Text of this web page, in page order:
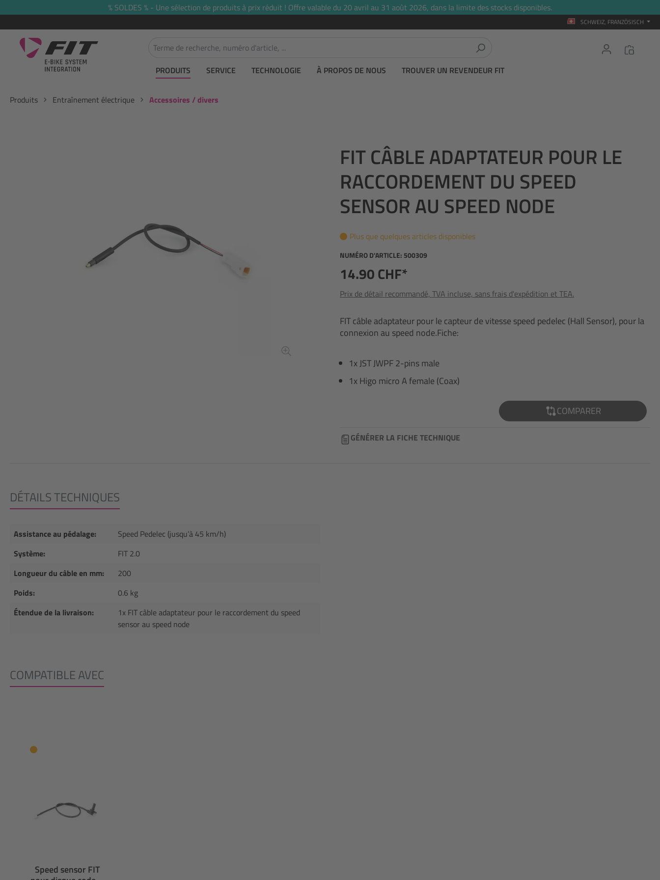
Passer à la navigation principale% SOLDES % - Une sélection de produits à prix réduit ! Offre valable du 20 avril au 31 août 2026, dans la limite des stocks disponibles.
SCHWEIZ, FRANZÖSISCH
PRODUITS SERVICE TECHNOLOGIE À PROPOS DE NOUS TROUVER UN REVENDEUR FIT
Produits Entraînement électrique Accessoires / divers
FIT CÂBLE ADAPTATEUR POUR LE
RACCORDEMENT DU SPEED
SENSOR AU SPEED NODE
Plus que quelques articles disponibles
NUMÉRO D’ARTICLE: 500309
14.90 CHF*
Prix de détail recommandé, TVA incluse, sans frais d'expédition et TEA.
FIT câble adaptateur pour le capteur de vitesse speed pedelec (Hall Sensor), pour la
connexion au speed node.Fiche:
1x JST JWPF 2-pins male
1x Higo micro A female (Coax)
COMPARER
GÉNÉRER LA FICHE TECHNIQUE
DÉTAILS TECHNIQUES
Assistance au pédalage:
Speed Pedelec (jusqu’à 45 km/h)
Système:
FIT 2.0
Longueur du câble en mm:
200
Poids:
0.6 kg
Étendue de la livraison:
1x FIT câble adaptateur pour le raccordement du speed
sensor au speed node
COMPATIBLE AVEC
Speed sensor FIT